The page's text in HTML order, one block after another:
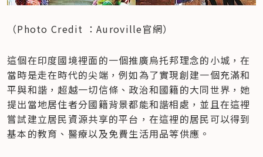
（Photo Credit ：Auroville官網）
這個在印度國境裡面的一個推廣烏托邦理念的小城，在
當時是走在時代的尖端，例如為了實現創建一個充滿和
平與和諧，超越一切信條、政治和國籍的大同世界，她
提出當地居住者分國籍背景都能和諧相處，並且在這裡
嘗試建立居民資源共享的平台，在這裡的居民可以得到
基本的教育、醫療以及免費生活用品等供應。